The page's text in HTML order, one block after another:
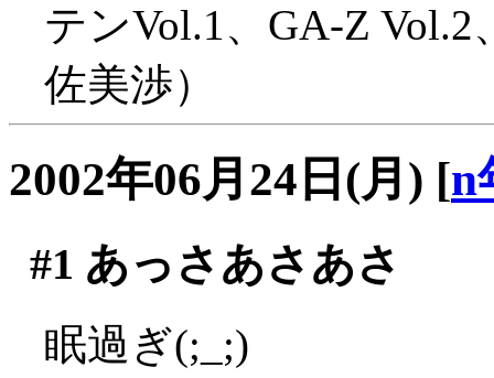
テンVol.1、GA-Z
佐美渉）
2002年06月24日(月) [n
#1 あっさあさあさ
眠過ぎ(;_;)